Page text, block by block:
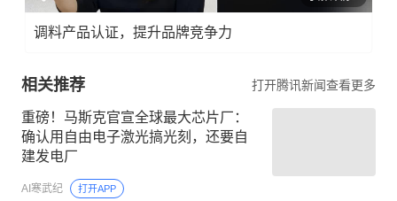
调料产品认证，提升品牌竞争力
相关推荐 打开腾讯新闻查看更多
重磅！马斯克官宣全球最大芯片厂：
确认用自由电子激光搞光刻，还要自
建发电厂
AI寒武纪 打开APP